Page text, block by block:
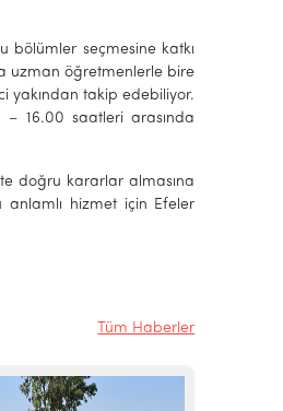
bölümler seçmesine katkı
uzman öğretmenlerle bire
yakından takip edebiliyor.
16.00 saatleri arasında
doğru kararlar almasına
anlamlı hizmet için Efeler
Tüm Haberler